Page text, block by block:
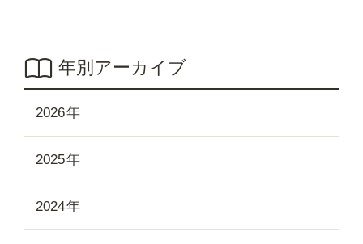
年別アーカイブ
2026
2025
2024